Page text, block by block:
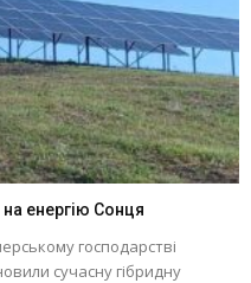
енергію Сонця
господарстві
сучасну гібридну